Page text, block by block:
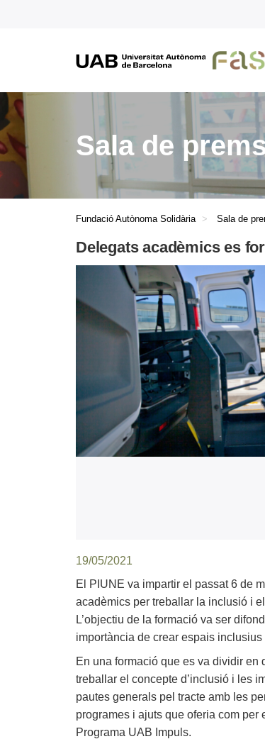
Sala de
Fundació Autònoma Solidària Sala de
Delegats acadèmics es
19/05/2021
El PIUNE va impartir el passat 6 de
acadèmics per treballar la inclusió i
L’objectiu de la formació va ser
importància de crear espais inclusius
En una formació que es va dividir
treballar el concepte d’inclusió i les
pautes generals pel tracte amb les
programes i ajuts que oferia com per
Programa UAB Impuls.